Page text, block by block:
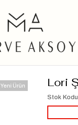
Yeni Ürün Lori
Stok Kodu